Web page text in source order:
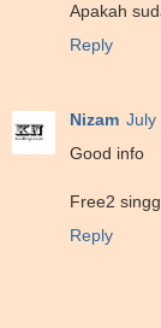
Apakah
Reply
Nizam July
Good info
Free2
Reply